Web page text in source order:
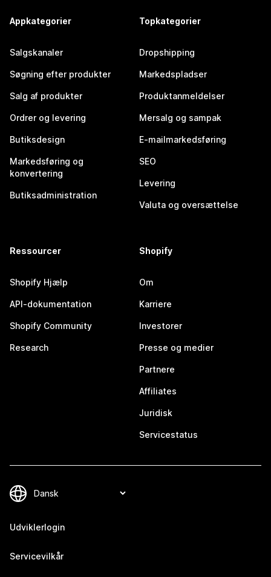
Appkategorier
Salgskanaler
Søgning efter produkter
Salg af produkter
Ordrer og levering
Butiksdesign
Markedsføring og
konvertering
Butiksadministration
Topkategorier
Dropshipping
Markedspladser
Produktanmeldelser
Mersalg og sampak
E-mailmarkedsføring
SEO
Levering
Valuta og oversættelse
Ressourcer
Shopify Hjælp
API-dokumentation
Shopify Community
Research
Shopify
Om
Karriere
Investorer
Presse og medier
Partnere
Affiliates
Juridisk
Servicestatus
Udviklerlogin
Servicevilkår